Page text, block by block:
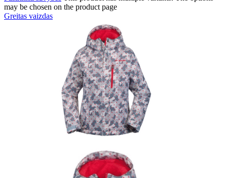
may be chosen on the product page
Greitas vaizdas